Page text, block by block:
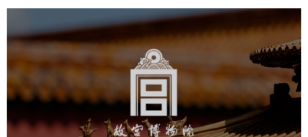
故宫博物院
文化艺术 博物馆 智慧博物馆
博物馆网站建设